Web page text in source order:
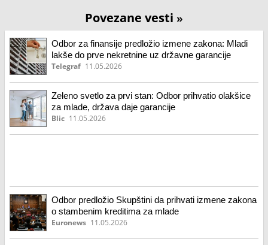
Povezane vesti »
Odbor za finansije predložio izmene zakona: Mladi
lakše do prve nekretnine uz državne garancije
Telegraf 11.05.2026
Zeleno svetlo za prvi stan: Odbor prihvatio olakšice
za mlade, država daje garancije
Blic 11.05.2026
Odbor predložio Skupštini da prihvati izmene zakona
o stambenim kreditima za mlade
Euronews 11.05.2026